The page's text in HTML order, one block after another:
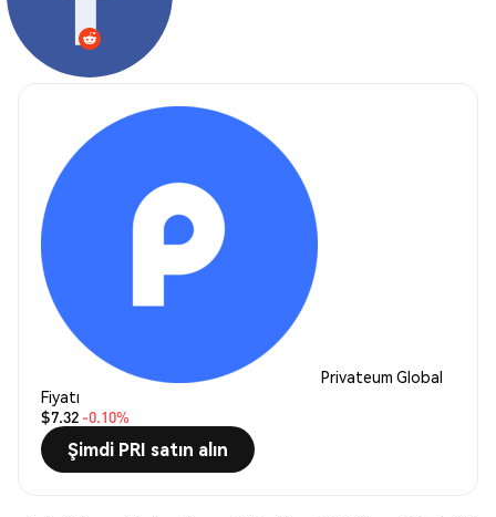
Privateum Global
Fiyatı
$7.32 -0.10%
Şimdi PRI satın alın